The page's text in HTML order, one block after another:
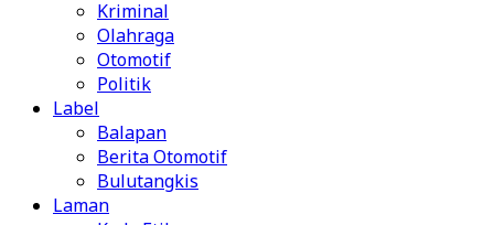
Kriminal
Olahraga
Otomotif
Politik
Label
Balapan
Berita Otomotif
Bulutangkis
Laman